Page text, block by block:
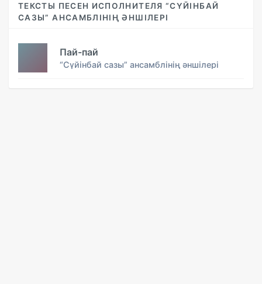
ТЕКСТЫ ПЕСЕН ИСПОЛНИТЕЛЯ “СҮЙІНБАЙ
САЗЫ” АНСАМБЛІНІҢ ӘНШІЛЕРІ
Пай-пай
“Сүйінбай сазы” ансамблінің әншілері